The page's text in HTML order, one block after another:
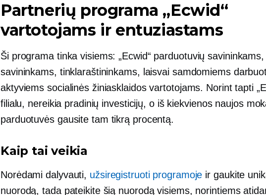
Partnerių programa „Ecwid“
vartotojams ir entuziastams
Ši programa tinka visiems: „Ecwid“ parduotuvių
savininkams, tinklaraštininkams, laisvai samdomiems
aktyviems socialinės žiniasklaidos vartotojams. Norint tapti
filialu, nereikia pradinių investicijų, o iš kiekvienos naujos
parduotuvės gausite tam tikrą procentą.
Kaip tai veikia
Norėdami dalyvauti, užsiregistruoti programoje ir gaukite
nuorodą, tada pateikite šią nuorodą visiems, norintiems